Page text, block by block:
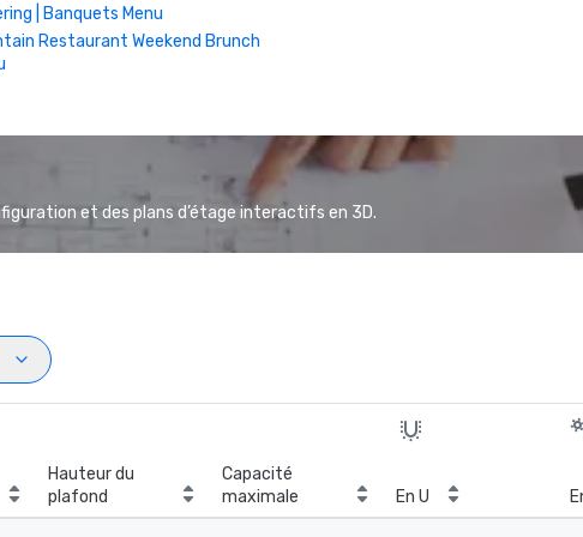
| Banquets Menu
Restaurant Weekend Brunch
et des plans d’étage interactifs en 3D.
Hauteur du
plafond
Capacité
maximale
En U